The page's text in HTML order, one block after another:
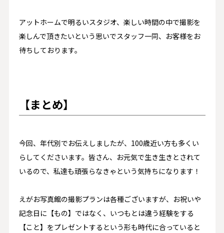
アットホームで明るいスタジオ、楽しい時間の中で撮影を
楽しんで頂きたいという思いでスタッフ一同、お客様をお
待ちしております。
【まとめ】
今回、年代別でお伝えしましたが、100歳近い方も多くい
らしてくださいます。皆さん、お元気で生き生きとされて
いるので、私達も頑張らなきゃという気持ちになります！
えがお写真館の撮影プランは各種ございますが、お祝いや
記念日に【もの】ではなく、いつもとは違う経験をする
【こと】をプレゼントするという形も時代に合っていると